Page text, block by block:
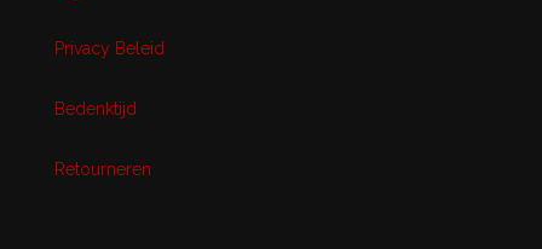
Privacy Beleid
Bedenktijd
Retourneren